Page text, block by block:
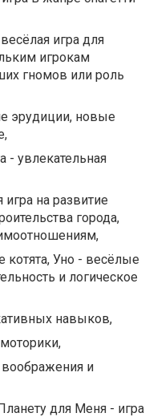
игра для
игрокам
гномов или роль
эрудиции, новые
- увлекательная
на развитие
города,
Уно - весёлые
и логическое
навыков,
воображения и
для Меня - игра